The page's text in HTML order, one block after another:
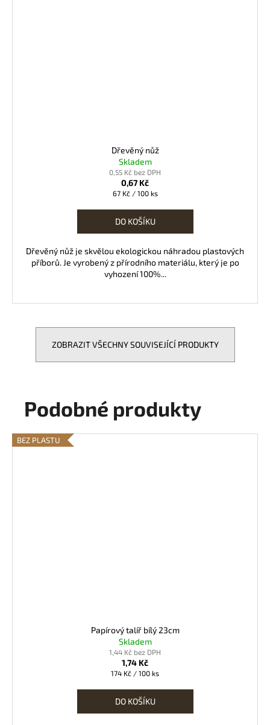
Dřevěný nůž
Skladem
0,55 Kč bez DPH
0,67 Kč
Měrná
67 Kč / 100 ks
DO KOŠÍKU
Dřevěný nůž je skvělou ekologickou náhradou plastových
příborů. Je vyrobený z přírodního materiálu, který je po
vyhození 100%...
ZOBRAZIT VŠECHNY SOUVISEJÍCÍ PRODUKTY
Podobné produkty
BEZ PLASTU
Papírový talíř bílý 23cm
Skladem
1,44 Kč bez DPH
1,74 Kč
Měrná
174 Kč / 100 ks
DO KOŠÍKU